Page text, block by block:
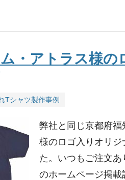
・アトラス様の
Tシャツ製作事例
弊社と同じ京都府
様のロゴ入りオリ
た。いつもご注文
のホームページ掲